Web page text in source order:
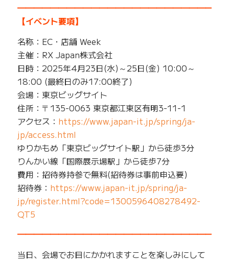
【イベント要項】
名称：EC・店舗 Week
主催：RX Japan株式会社
日時：2025年4月23日(水)～25日(金) 10:00～
18:00 (最終日のみ17:00終了)
会場：東京ビッグサイト
住所：〒135-0063 東京都江東区有明3-11-1
アクセス： https://www.japan-it.jp/spring/ja-
jp/access.html
ゆりかもめ「東京ビッグサイト駅」から徒歩3分
りんかい線「国際展示場駅」から徒歩7分
費用：招待券持参で無料(招待券は事前申込要)
招待券： https://www.japan-it.jp/spring/ja-
jp/register.html?code=1300596408278492-
QT5
当日、会場でお目にかかれますことを楽しみにして